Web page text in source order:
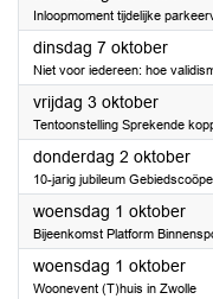
Inloopmoment tijdelijke
dinsdag 7 oktober2025
Niet voor iedereen: hoe
vrijdag 3 oktober2025
Tentoonstelling Sprekende
donderdag 2 oktober
10-jarig jubileum
woensdag 1 oktober2025
Bijeenkomst Platform
woensdag 1 oktober2025
Woonevent (T)huis in Zwolle